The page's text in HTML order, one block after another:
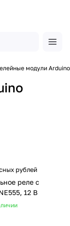
модули Arduino
рублей
реле с
12 В